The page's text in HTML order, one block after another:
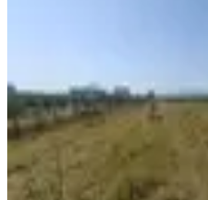
EMLAXPRO
DANIŞMANLIK
Vedat Aras
Ara